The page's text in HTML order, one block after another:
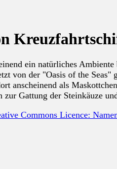
ein natürliches
von der "Oasis of the
anscheinend als
Gattung der Steinkäuze
Commons Licence: